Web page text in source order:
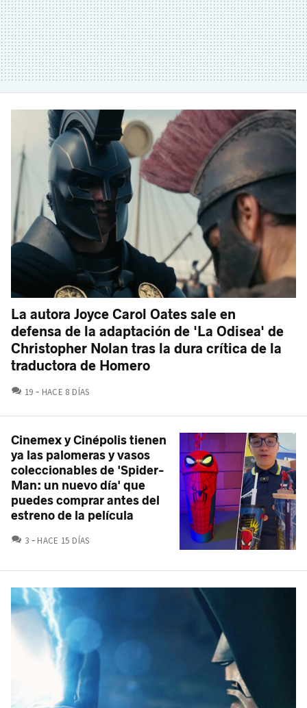
La autora Joyce Carol Oates sale en
defensa de la adaptación de 'La Odisea' de
Christopher Nolan tras la dura crítica de la
traductora de Homero
19 COMENTARIOS
HACE 8 DÍAS
Cinemex y Cinépolis tienen
ya las palomeras y vasos
coleccionables de 'Spider-
Man: un nuevo día' que
puedes comprar antes del
estreno de la película
3 COMENTARIOS
HACE 15 DÍAS